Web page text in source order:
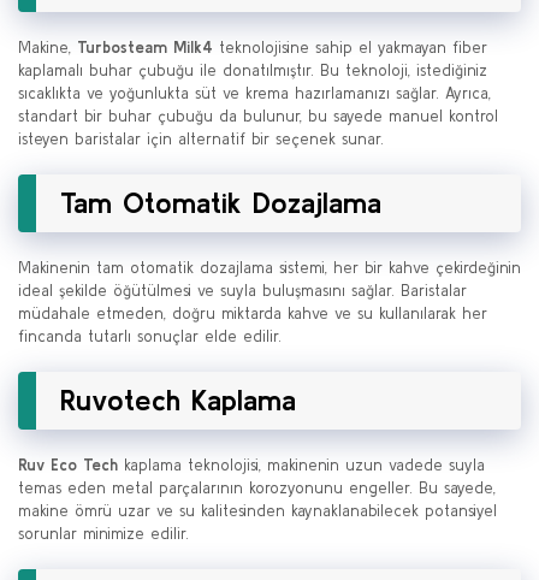
Makine, Turbosteam Milk4 teknolojisine sahip el yakmayan fiber
kaplamalı buhar çubuğu ile donatılmıştır. Bu teknoloji, istediğiniz
sıcaklıkta ve yoğunlukta süt ve krema hazırlamanızı sağlar. Ayrıca,
standart bir buhar çubuğu da bulunur, bu sayede manuel kontrol
isteyen baristalar için alternatif bir seçenek sunar.
Tam Otomatik Dozajlama
Makinenin tam otomatik dozajlama sistemi, her bir kahve çekirdeğinin
ideal şekilde öğütülmesi ve suyla buluşmasını sağlar. Baristalar
müdahale etmeden, doğru miktarda kahve ve su kullanılarak her
fincanda tutarlı sonuçlar elde edilir.
Ruvotech Kaplama
Ruv Eco Tech kaplama teknolojisi, makinenin uzun vadede suyla
temas eden metal parçalarının korozyonunu engeller. Bu sayede,
makine ömrü uzar ve su kalitesinden kaynaklanabilecek potansiyel
sorunlar minimize edilir.